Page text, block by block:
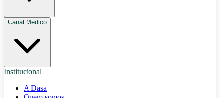
Canal Médico
Institucional
A Dasa